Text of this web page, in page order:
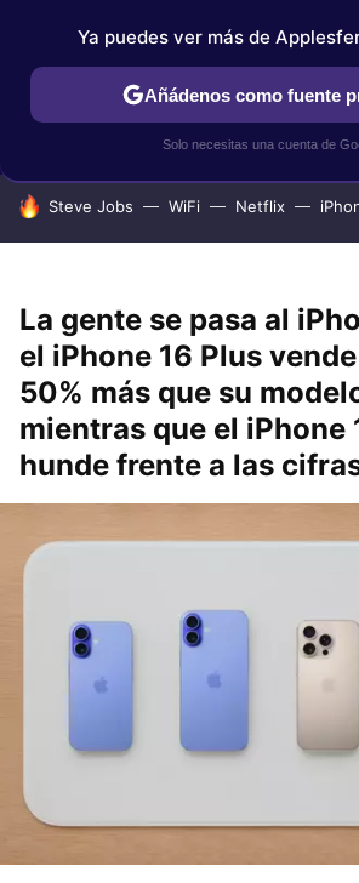
IPHONE TUTORIALES
HOY SE HABLA DE
Steve Jobs WiFi Netflix
La gente se pasa al
el iPhone 16 Plus
50% más que su
mientras que el iPhone
hunde frente a las
Ya puedes ver más de
Añádenos como fuente
Solo necesitas una cuenta de